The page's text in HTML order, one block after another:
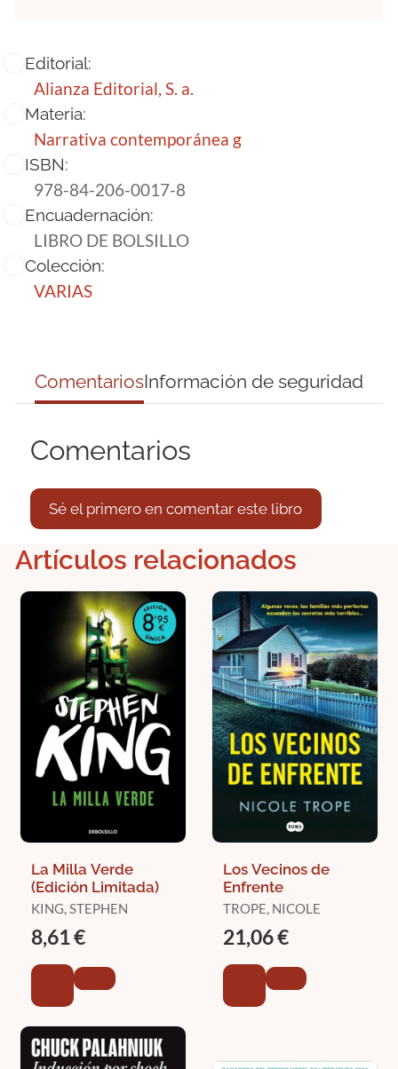
Editorial:
Alianza Editorial, S. a.
Materia:
Narrativa contemporánea g
ISBN:
978-84-206-0017-8
Encuadernación:
LIBRO DE BOLSILLO
Colección:
VARIAS
ComentariosInformación de seguridad
Comentarios
Sé el primero en comentar este libro
Artículos relacionados
La Milla Verde
(Edición Limitada)
KING, STEPHEN
8,61 €
Los Vecinos de
Enfrente
TROPE, NICOLE
21,06 €